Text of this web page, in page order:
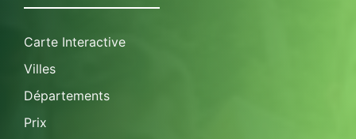
Carte Interactive
Villes
Départements
Prix